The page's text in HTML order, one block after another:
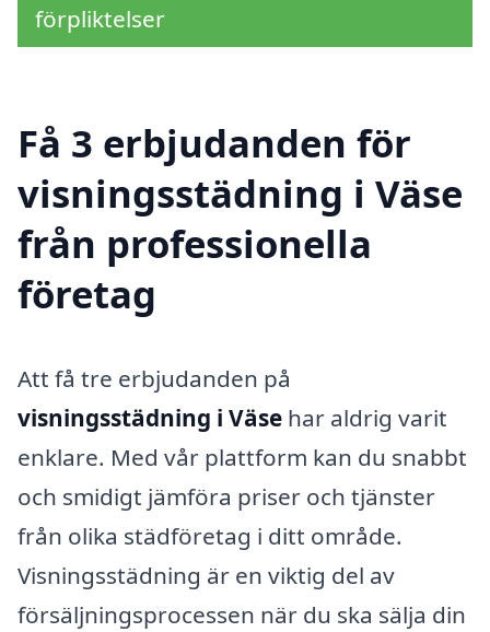
förpliktelser
Få 3 erbjudanden för
visningsstädning i Väse
från professionella
företag
Att få tre erbjudanden på
visningsstädning i Väse har aldrig varit
enklare. Med vår plattform kan du snabbt
och smidigt jämföra priser och tjänster
från olika städföretag i ditt område.
Visningsstädning är en viktig del av
försäljningsprocessen när du ska sälja din